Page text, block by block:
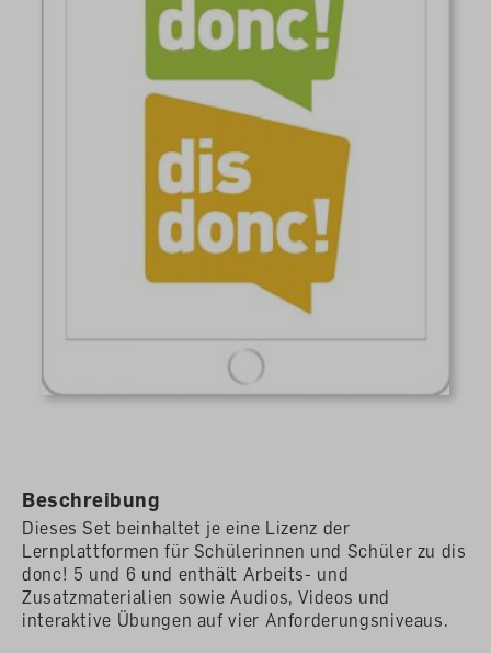
Beschreibung
Dieses Set beinhaltet je eine Lizenz der
Lernplattformen für Schülerinnen und Schüler zu dis
donc! 5 und 6 und enthält Arbeits- und
Zusatzmaterialien sowie Audios, Videos und
interaktive Übungen auf vier Anforderungsniveaus.